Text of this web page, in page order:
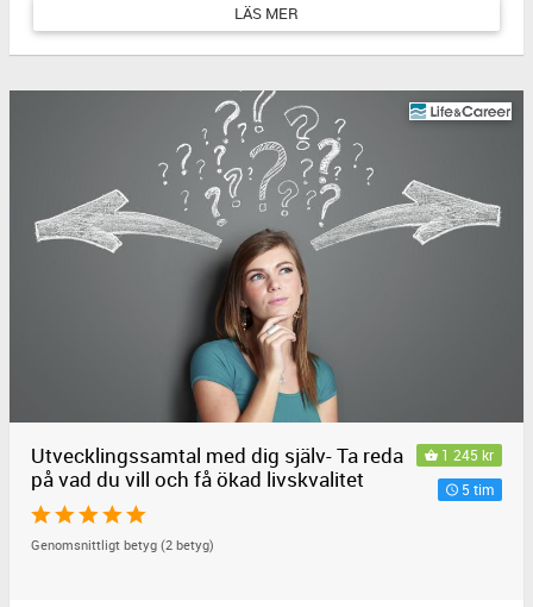
LÄS MER
1 245 kr
5 tim
Utvecklingssamtal med dig själv- Ta reda
på vad du vill och få ökad livskvalitet
Genomsnittligt betyg (2 betyg)